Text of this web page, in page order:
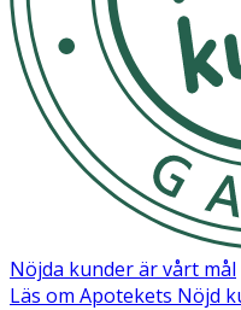
Nöjda kunder är vårt mål
Läs om Apotekets Nöjd